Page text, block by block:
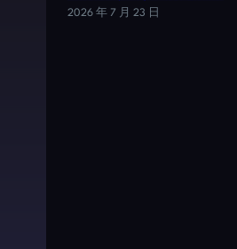
2026 年 7 月 23 日